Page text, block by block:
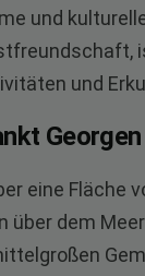
und
und
Georgen
eine Fläche
dem